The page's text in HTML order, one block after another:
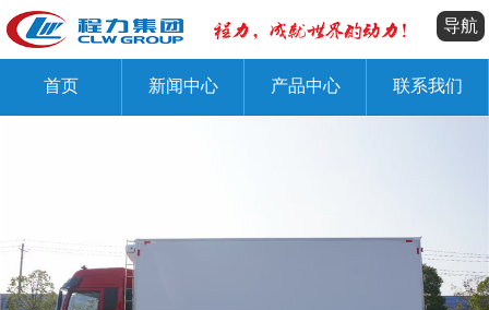
导航
首页 新闻中心 产品中心 联系我们